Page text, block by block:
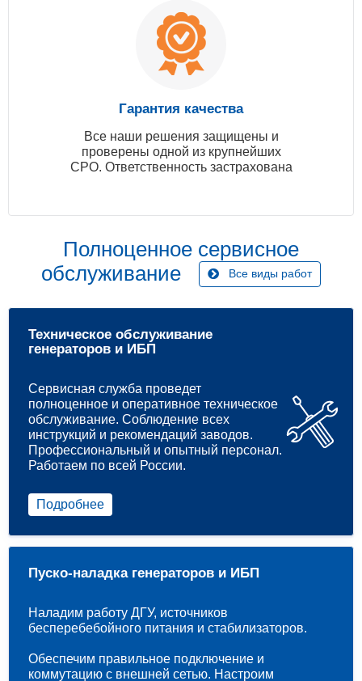
Гарантия качества
Все наши решения защищены и
проверены одной из крупнейших
СРО. Ответственность застрахована
Полноценное сервисное
обслуживание
Все виды работ
Техническое обслуживание
генераторов и ИБП
Сервисная служба проведет
полноценное и оперативное техническое
обслуживание. Соблюдение всех
инструкций и рекомендаций заводов.
Профессиональный и опытный персонал.
Работаем по всей России.
Подробнее
Пуско-наладка генераторов и ИБП
Наладим работу ДГУ, источников
бесперебебойного питания и стабилизаторов.
Обеспечим правильное подключение и
коммутацию с внешней сетью. Настроим